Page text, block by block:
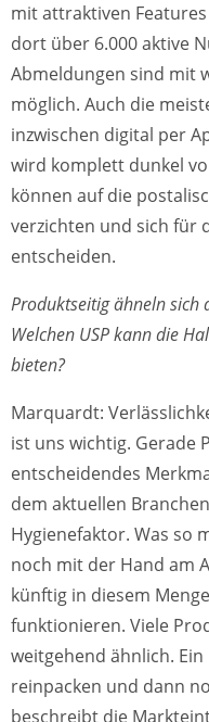
mit attraktiven
dort über 6.000 aktive
Abmeldungen sind mit
möglich. Auch die
inzwischen digital per
wird komplett dunkel
können auf die
verzichten und sich für
entscheiden.
Produktseitig ähneln sich
Welchen USP kann die
bieten?
Marquardt:
ist uns wichtig. Gerade
entscheidendes
dem aktuellen
Hygienefaktor. Was so
noch mit der Hand am
künftig in diesem
funktionieren. Viele
weitgehend ähnlich.
reinpacken und dann
beschreibt die